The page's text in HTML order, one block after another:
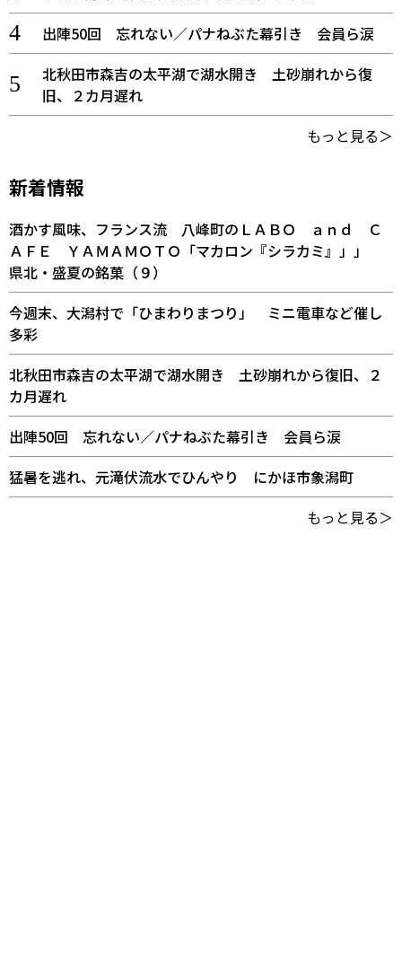
出陣50回 忘れない／パナねぶた幕引き 会員ら涙
北秋田市森吉の太平湖で湖水開き 土砂崩れから復
旧、２カ月遅れ
もっと見る＞
新着情報
酒かす風味、フランス流 八峰町のＬＡＢＯ ａｎｄ Ｃ
ＡＦＥ ＹＡＭＡＭＯＴＯ「マカロン『シラカミ』」」
県北・盛夏の銘菓（９）
今週末、大潟村で「ひまわりまつり」 ミニ電車など催し
多彩
北秋田市森吉の太平湖で湖水開き 土砂崩れから復旧、２
カ月遅れ
出陣50回 忘れない／パナねぶた幕引き 会員ら涙
猛暑を逃れ、元滝伏流水でひんやり にかほ市象潟町
もっと見る＞